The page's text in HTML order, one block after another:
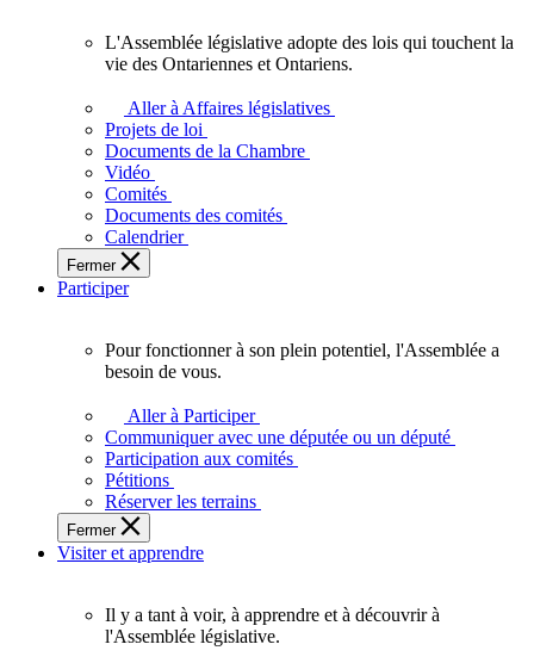
l'Ontario.
L'Assemblée
adopte
touchent
des
Ontariennes
et
L'Assemblée législative adopte des lois qui touchent la
vie des Ontariennes et Ontariens.
Aller à Affaires législatives
Projets de loi
Documents de la Chambre
Vidéo
Comités
Documents des comités
Calendrier
Fermer
Participer
plein
potentiel,
l'Assemblée
a
besoin
de
Pour fonctionner à son plein potentiel, l'Assemblée a
besoin de vous.
Aller à Participer
Communiquer avec une députée ou un député
Participation aux comités
Pétitions
Réserver les terrains
Fermer
Visiter et apprendre
Il y a tant à voir, à apprendre et à découvrir à
l'Assemblée législative.